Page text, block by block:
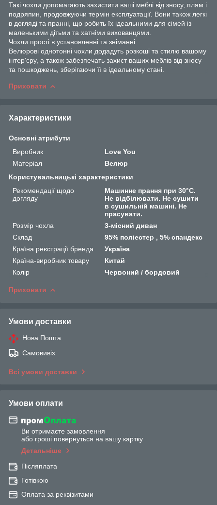
Такі чохли допомагають захистити ваші меблі від зносу, плям і
подряпин, продовжуючи термін експлуатації. Вони також легкі
в догляді та пранні, що робить їх ідеальними для сімей із
маленькими дітьми та хатніми вихованцями.
Чохли прості в установленні та зніманні
Велюрові однотонні чохли додадуть розкоші та стилю вашому
інтер'єру, а також забезпечать захист ваших меблів від зносу
та пошкоджень, зберігаючи її в ідеальному стані.
Приховати
Характеристики
Основні атрибути
Виробник
Love You
Матеріал
Велюр
Користувальницькі характеристики
Рекомендації щодо
догляду
Машинне прання при 30°C.
Не відбілювати. Не сушити
в сушильній машині. Не
прасувати.
Розмір чохла
3-місний диван
Склад
95% поліестер , 5% спандекс
Країна реєстрації бренда
Україна
Країна-виробник товару
Китай
Колір
Червоний / бордовий
Приховати
Умови доставки
Нова Пошта
Самовивіз
Всі умови доставки
Умови оплати
Ви отримаєте замовлення
або гроші повернуться на вашу картку
Детальніше
Післяплата
Готівкою
Оплата за реквізитами